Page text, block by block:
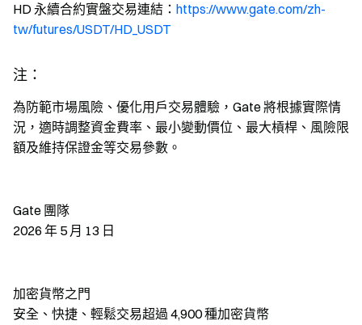
HD 永續合約實盤交易連結： https://www.gate.com/zh-
tw/futures/USDT/HD_USDT
注：
為防範市場風險、優化用戶交易體驗，Gate 將根據實際情
況，適時調整資金費率、最小變動價位、最大槓桿、風險限
額及維持保證金等交易參數。
Gate 團隊
2026 年 5 月 13 日
加密貨幣之門
安全、快捷、輕鬆交易超過 4,900 種加密貨幣